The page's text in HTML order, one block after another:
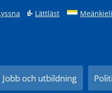
Lättläst Meänkieli
Jobb och utbildning